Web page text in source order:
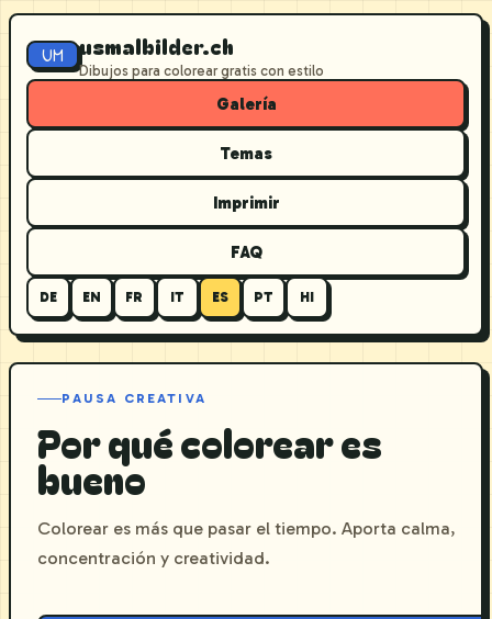
UM usmalbilder.ch
Dibujos para colorear gratis con estilo
Galería
Temas
Imprimir
FAQ
DE EN FR IT ES PT HI
PAUSA CREATIVA
Por qué colorear es
bueno
Colorear es más que pasar el tiempo. Aporta calma,
concentración y creatividad.